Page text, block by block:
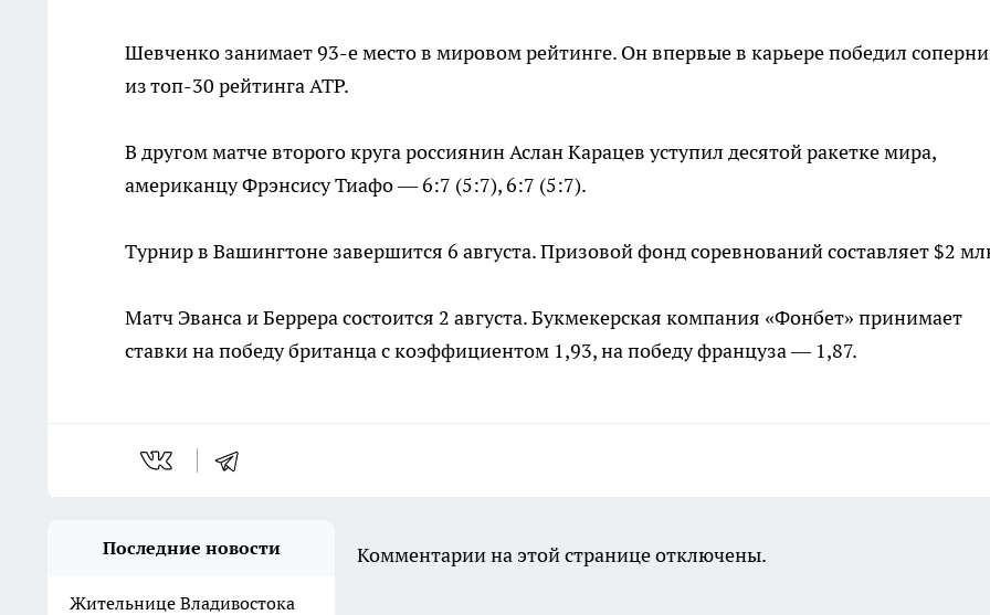
Шевченко занимает 93-е место в мировом рейтинге. Он впервые в карьере победил
из топ-30 рейтинга ATP.
В другом матче второго круга россиянин Аслан Карацев уступил десятой ракетке мира,
американцу Фрэнсису Тиафо — 6:7 (5:7), 6:7 (5:7).
Турнир в Вашингтоне завершится 6 августа. Призовой фонд соревнований составляет $2
Матч Эванса и Беррера состоится 2 августа. Букмекерская компания «Фонбет» принимает
ставки на победу британца с коэффициентом 1,93, на победу француза — 1,87.
Последние новости
Жительнице Владивостока
Комментарии на этой странице отключены.